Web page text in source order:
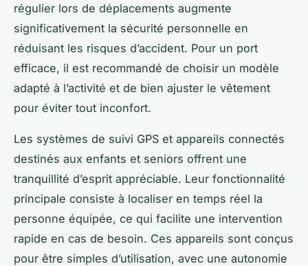
régulier lors de déplacements augmente
significativement la sécurité personnelle en
réduisant les risques d’accident. Pour un port
efficace, il est recommandé de choisir un modèle
adapté à l’activité et de bien ajuster le vêtement
pour éviter tout inconfort.
Les systèmes de suivi GPS et appareils connectés
destinés aux enfants et seniors offrent une
tranquillité d’esprit appréciable. Leur fonctionnalité
principale consiste à localiser en temps réel la
personne équipée, ce qui facilite une intervention
rapide en cas de besoin. Ces appareils sont conçus
pour être simples d’utilisation, avec une autonomie